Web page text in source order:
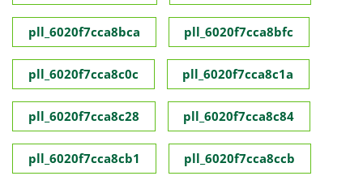
pll_6020f7cca8bca pll_6020f7cca8bfc
pll_6020f7cca8c0c pll_6020f7cca8c1a
pll_6020f7cca8c28 pll_6020f7cca8c84
pll_6020f7cca8cb1 pll_6020f7cca8ccb